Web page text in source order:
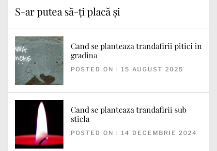
S-ar putea să-ți placă și
Cand se planteaza trandafirii pitici in
gradina
POSTED ON : 15 AUGUST 2025
Cand se planteaza trandafirii sub
sticla
POSTED ON : 14 DECEMBRIE 2024